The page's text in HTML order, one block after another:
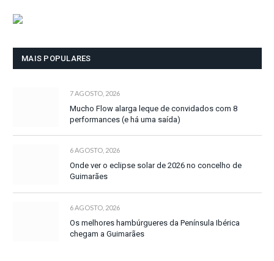
MAIS POPULARES
7 AGOSTO, 2026
Mucho Flow alarga leque de convidados com 8
performances (e há uma saída)
6 AGOSTO, 2026
Onde ver o eclipse solar de 2026 no concelho de
Guimarães
6 AGOSTO, 2026
Os melhores hambúrgueres da Península Ibérica
chegam a Guimarães